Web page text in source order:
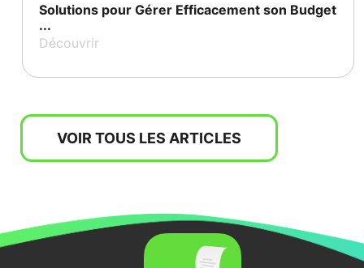
Solutions pour Gérer Efficacement son Budget
...
Découvrir
VOIR TOUS LES ARTICLES